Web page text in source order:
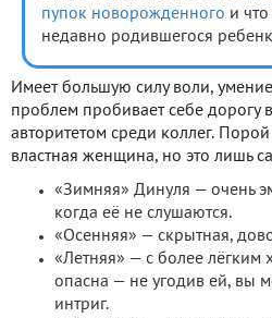
пупок новорожденного и
недавно родившегося
Имеет большую силу воли,
проблем пробивает себе дорогу
авторитетом среди коллег.
властная женщина, но это лишь
«Зимняя» Динуля — очень
когда её не слушаются.
«Осенняя» — скрытная,
«Летняя» — с более лёгким
опасна — не угодив ей, вы
интриг.